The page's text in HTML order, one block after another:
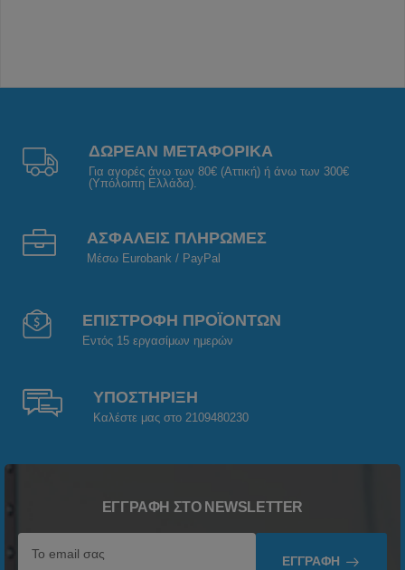
ΔΩΡΕΑΝ ΜΕΤΑΦΟΡΙΚΑ
Για αγορές άνω των 80€ (Αττική) ή άνω των 300€
(Υπόλοιπη Ελλάδα).
ΑΣΦΑΛΕΙΣ ΠΛΗΡΩΜΕΣ
Μέσω Eurobank / PayPal
ΕΠΙΣΤΡΟΦΗ ΠΡΟΪΟΝΤΩΝ
Εντός 15 εργασίμων ημερών
ΥΠΟΣΤΗΡΙΞΗ
Καλέστε μας στο 2109480230
ΕΓΓΡΑΦΉ ΣΤΟ NEWSLETTER
ΕΓΓΡΑΦΉ